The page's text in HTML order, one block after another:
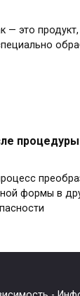
— это
процедуры
формы в